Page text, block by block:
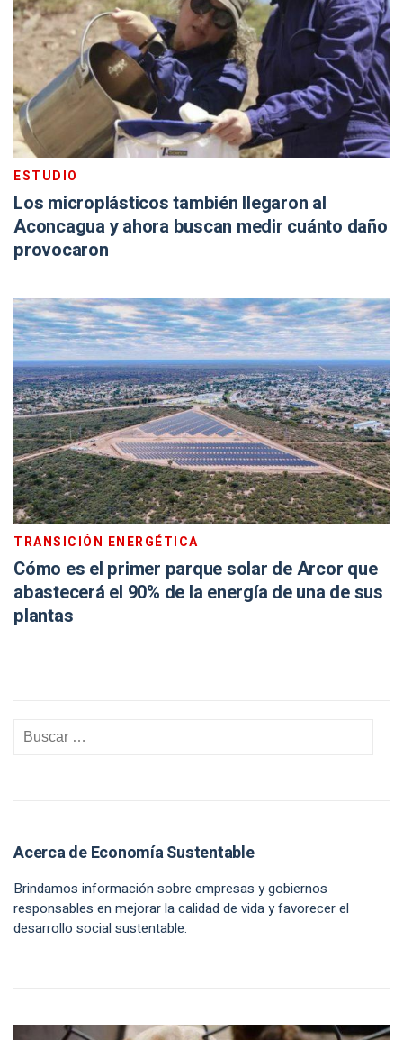
ESTUDIO
Los microplásticos también llegaron al
Aconcagua y ahora buscan medir cuánto daño
provocaron
TRANSICIÓN ENERGÉTICA
Cómo es el primer parque solar de Arcor que
abastecerá el 90% de la energía de una de sus
plantas
Acerca de Economía Sustentable
Brindamos información sobre empresas y gobiernos
responsables en mejorar la calidad de vida y favorecer el
desarrollo social sustentable.